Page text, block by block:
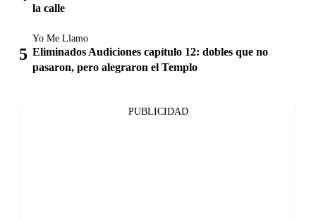
la calle
Yo Me Llamo
Eliminados Audiciones capítulo 12: dobles que no
pasaron, pero alegraron el Templo
PUBLICIDAD